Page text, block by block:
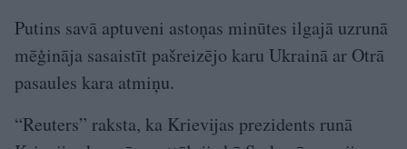
Putins savā aptuveni astoņas minūtes ilgajā uzrunā
mēģināja sasaistīt pašreizējo karu Ukrainā ar Otrā
pasaules kara atmiņu.
“Reuters” raksta, ka Krievijas prezidents runā